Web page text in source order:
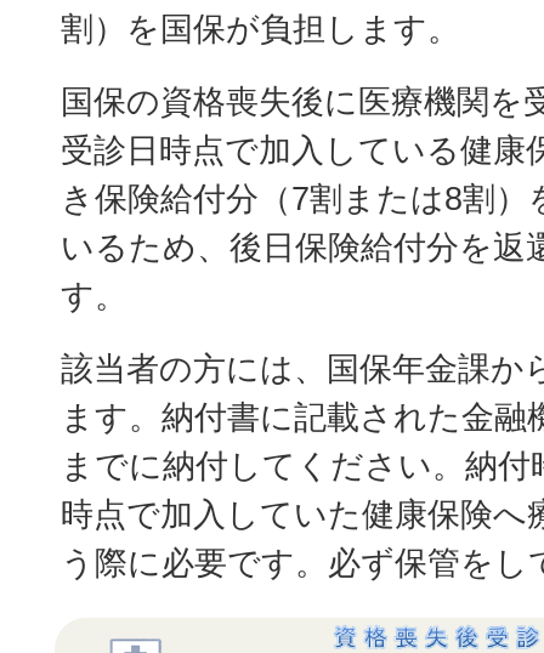
割）を国保が負担します。
国保の資格喪失後に医療機関を
受診日時点で加入している健康
き保険給付分（7割または8割
いるため、後日保険給付分を返
す。
該当者の方には、国保年金課か
ます。納付書に記載された金融
までに納付してください。納付
時点で加入していた健康保険へ
う際に必要です。必ず保管をし